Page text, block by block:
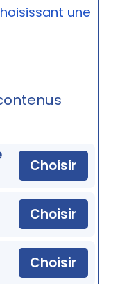
une
Choisir
Choisir
Choisir